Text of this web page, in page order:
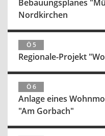
Bebauungsplanes
Nordkirchen
Ö 5
Regionale-Projekt
Ö 6
Anlage eines
"Am Gorbach"